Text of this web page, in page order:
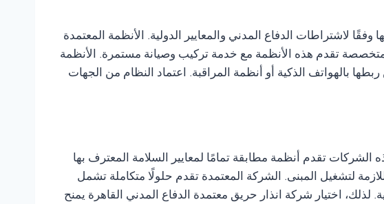
وفقًا لاشتراطات الدفاع المدني والمعايير الدولية. الأنظمة المعتمدة
تقدم هذه الأنظمة مع خدمة تركيب وصيانة مستمرة. الأنظمة
بالهواتف الذكية أو أنظمة المراقبة. اعتماد النظام من الجهات
الشركات تقدم أنظمة مطابقة تمامًا لمعايير السلامة المعترف بها
لتشغيل المبنى. الشركة المعتمدة تقدم حلولًا متكاملة تشمل
لذلك، اختيار شركة انذار حريق معتمدة الدفاع المدني القاهرة يمنح